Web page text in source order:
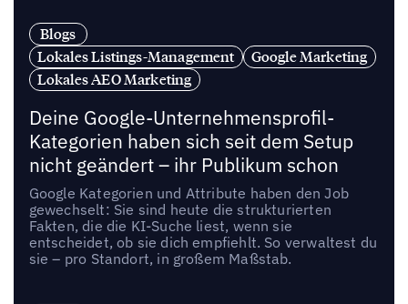
Blogs
Lokales Listings-Management
Google Marketing
Lokales AEO Marketing
Deine Google-Unternehmensprofil-
Kategorien haben sich seit dem Setup
nicht geändert – ihr Publikum schon
Google Kategorien und Attribute haben den Job
gewechselt: Sie sind heute die strukturierten
Fakten, die die KI-Suche liest, wenn sie
entscheidet, ob sie dich empfiehlt. So verwaltest du
sie – pro Standort, in großem Maßstab.